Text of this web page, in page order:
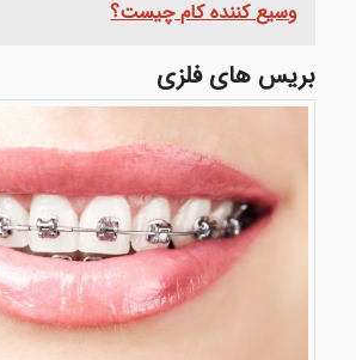
وسیع کننده کام چیست؟
بریس های فلزی